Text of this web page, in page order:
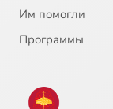
Им помогли
Программы